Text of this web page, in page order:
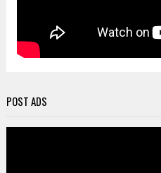
POST ADS